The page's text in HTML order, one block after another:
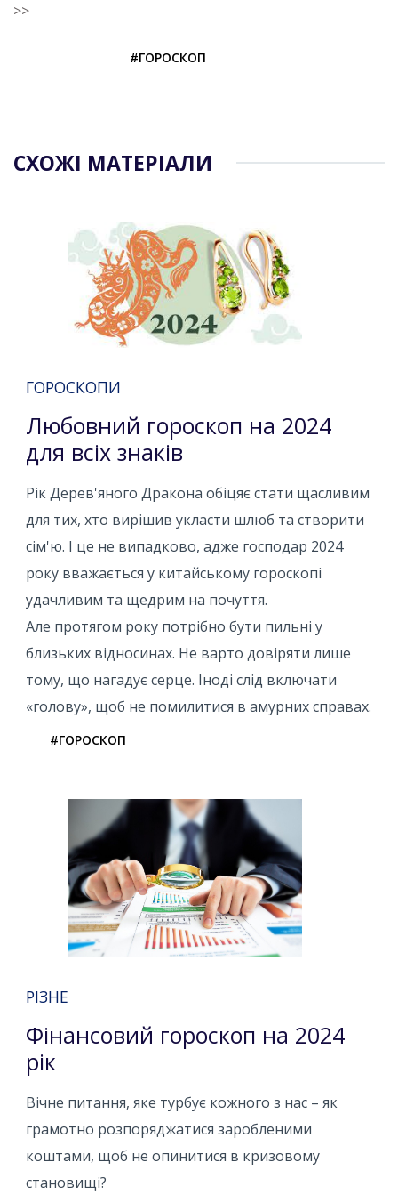
>>
#ГОРОСКОП
СХОЖІ МАТЕРІАЛИ
ГОРОСКОПИ
Любовний гороскоп на 2024
для всіх знаків
Рік Дерев'яного Дракона обіцяє стати щасливим
для тих, хто вирішив укласти шлюб та створити
сім'ю. І це не випадково, адже господар 2024
року вважається у китайському гороскопі
удачливим та щедрим на почуття.
Але протягом року потрібно бути пильні у
близьких відносинах. Не варто довіряти лише
тому, що нагадує серце. Іноді слід включати
«голову», щоб не помилитися в амурних справах.
#ГОРОСКОП
РІЗНЕ
Фінансовий гороскоп на 2024
рік
Вічне питання, яке турбує кожного з нас – як
грамотно розпоряджатися заробленими
коштами, щоб не опинитися в кризовому
становищі?